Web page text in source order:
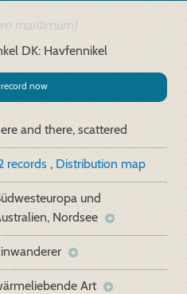
maritimum)
DK: Havfennikel
now
and there, scattered
records , Distribution map
und
Nordsee
Art